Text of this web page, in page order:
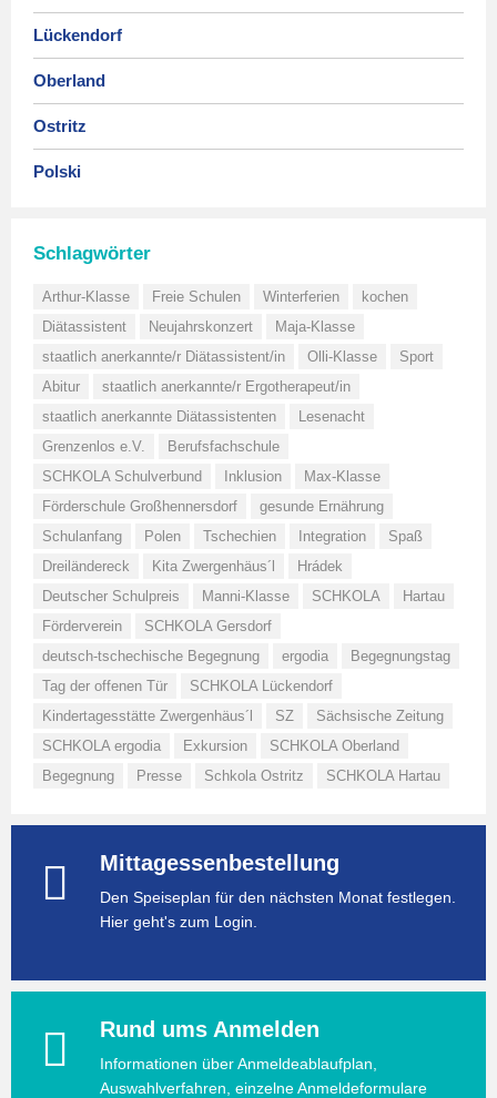
Lückendorf
Oberland
Ostritz
Polski
Schlagwörter
Arthur-Klasse Freie Schulen Winterferien
kochen
Diätassistent
Neujahrskonzert
Maja-Klasse
staatlich anerkannte/r Diätassistent/in
Olli-Klasse
Sport
Abitur
staatlich anerkannte/r Ergotherapeut/in
staatlich anerkannte Diätassistenten
Lesenacht
Grenzenlos e.V.
Berufsfachschule
SCHKOLA Schulverbund
Inklusion
Max-Klasse
Förderschule Großhennersdorf
gesunde Ernährung
Schulanfang
Polen Tschechien Integration
Spaß
Dreiländereck
Kita Zwergenhäus´l
Hrádek
Deutscher Schulpreis
Manni-Klasse SCHKOLA
Hartau
Förderverein
SCHKOLA Gersdorf
deutsch-tschechische Begegnung
ergodia
Begegnungstag
Tag der offenen Tür
SCHKOLA Lückendorf
Kindertagesstätte Zwergenhäus´l
SZ
Sächsische Zeitung
SCHKOLA ergodia
Exkursion
SCHKOLA Oberland
Begegnung
Presse Schkola Ostritz SCHKOLA Hartau
Mittagessenbestellung
Den Speiseplan für den nächsten Monat festlegen.
Hier geht's zum Login.
Rund ums Anmelden
Informationen über Anmeldeablaufplan,
Auswahlverfahren, einzelne Anmeldeformulare